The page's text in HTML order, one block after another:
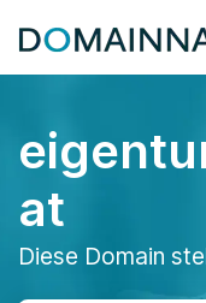
at
Diese Domain